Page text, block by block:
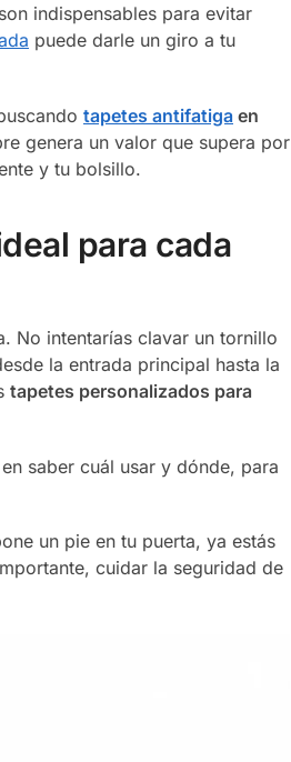
son indispensables para evitar
puede darle un giro a tu
tapetes antifatiga en
genera un valor que supera por
y tu bolsillo.
para cada
No intentarías clavar un tornillo
la entrada principal hasta la
tapetes personalizados para
saber cuál usar y dónde, para
un pie en tu puerta, ya estás
cuidar la seguridad de